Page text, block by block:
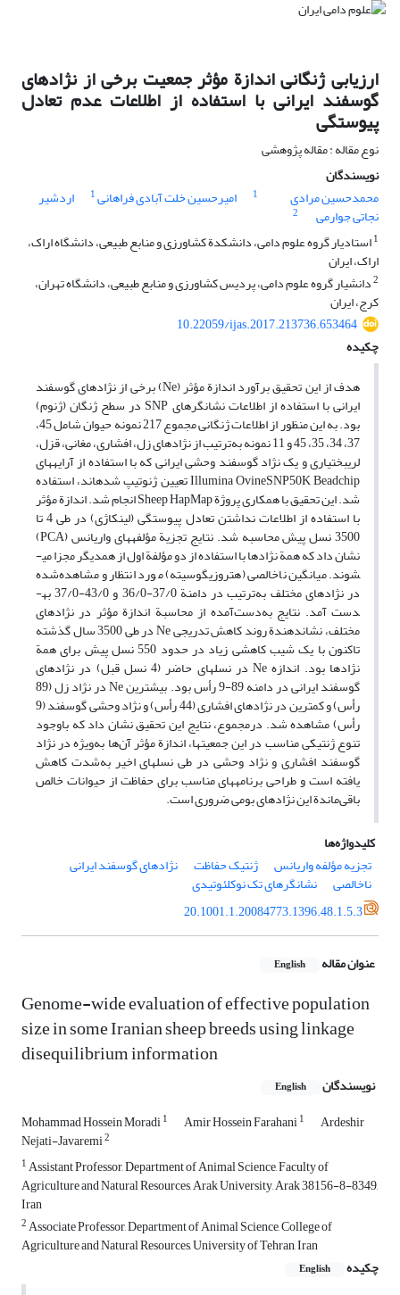
ارزیابی ژنگانی اندازة مؤثر جمعیت برخی از نژادهای
گوسفند ایرانی با استفاده از اطلاعات عدم تعادل
پیوستگی
نوع مقاله : مقاله پژوهشی
نویسندگان
محمدحسین مرادی
1 امیرحسین خلت آبادی فراهانی1 اردشیر
نجاتی جوارمی
2
1استادیار گروه علوم دامی، دانشکدة کشاورزی و منابع طبیعی، دانشگاه اراک،
اراک، ایران
2دانشیار گروه علوم دامی، پردیس کشاورزی و منابع طبیعی، دانشگاه تهران،
کرج، ایران
10.22059/ijas.2017.213736.653464
چکیده
هدف از این تحقیق برآورد اندازة مؤثر (Ne) برخی از نژادهای گوسفند
ایرانی با استفاده از اطلاعات نشانگرهای SNP در سطح ژنگان (ژنوم)
بود. به این منظور از اطلاعات ژنگانی مجموع 217 نمونه حیوان شامل 45،
37، 34، 35، 45 و 11 نمونه به‌ترتیب از نژادهای زل، افشاری، مغانی، قزل،
لری­بختیاری و یک نژاد گوسفند وحشی ایرانی که با استفاده از آرایه­های
Illumina OvineSNP50K Beadchip تعیین ژنوتیپ شده­اند، استفاده
شد. این تحقیق با همکاری پروژة Sheep HapMap انجام شد. اندازة مؤثر
با استفاده از اطلاعات نداشتن تعادل پیوستگی (لینکاژی) در طی 4 تا
3500 نسل پیش محاسبه شد. نتایج تجزیة مؤلفه­های واریانس (PCA)
نشان داد که همة نژادها با استفاده از دو مؤلفة اول از همدیگر مجزا می­
شوند. میانگین ناخالصی (هتروزیگوسیته) مورد انتظار و مشاهده‌شده
در نژادهای مختلف به‌ترتیب در دامنة 37/0-36/0 و 43/0-37/0 به­
دست آمد. نتایج به‌دست‌آمده از محاسبة اندازة مؤثر در نژادهای
مختلف، نشان­دهندة روند کاهش تدریجی Ne در طی 3500 سال گذشته
تاکنون با یک شیب کاهشی زیاد در حدود 550 نسل پیش برای همة
نژادها بود. اندازه Ne در نسل­های حاضر (4 نسل قبل) در نژادهای
گوسفند ایرانی در دامنه 89-9 رأس بود. بیشترین Ne در نژاد زل (89
رأس) و کمترین در نژادهای افشاری (44 رأس) و نژاد وحشی گوسفند (9
رأس) مشاهده شد. درمجموع، نتایج این تحقیق نشان داد که باوجود
تنوع ژنتیکی مناسب در این جمعیت­ها، اندازة مؤثر آن‌ها به‌ویژه در نژاد
گوسفند افشاری و نژاد وحشی در طی نسل­های اخیر به‌شدت کاهش
یافته است و طراحی برنامه­های مناسب برای حفاظت از حیوانات خالص
باقی‌ماندة این نژادهای بومی ضروری است.
کلیدواژه‌ها
تجزیه مؤلفه واریانس
ژنتیک حفاظت نژادهای گوسفند ایرانی
ناخالصی
نشانگرهای تک نوکلئوتیدی
20.1001.1.20084773.1396.48.1.5.3
عنوان مقاله English
Genome-wide evaluation of effective population
size in some Iranian sheep breeds using linkage
disequilibrium information
نویسندگان English
Mohammad Hossein Moradi1 Amir Hossein Farahani1 Ardeshir
Nejati-Javaremi2
1Assistant Professor, Department of Animal Science, Faculty of
Agriculture and Natural Resources, Arak University, Arak 38156-8-8349,
Iran
2Associate Professor, Department of Animal Science, College of
Agriculture and Natural Resources, University of Tehran, Iran
چکیده
English